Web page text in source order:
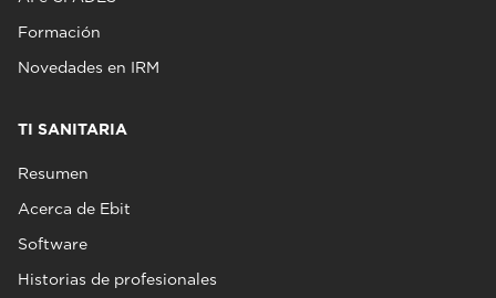
Formación
Novedades en IRM
TI SANITARIA
Resumen
Acerca de Ebit
Software
Historias de profesionales